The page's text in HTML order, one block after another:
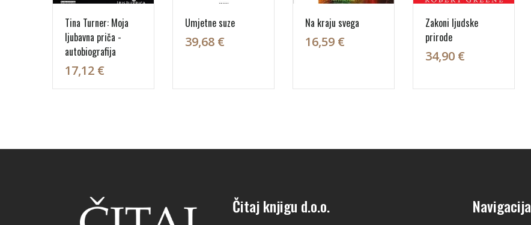
Tina Turner: Moja
ljubavna priča -
autobiografija
17,12 €
Umjetne suze
39,68 €
Na kraju svega
16,59 €
Zakoni ljudske
prirode
34,90 €
Čitaj knjigu d.o.o. Navigacija